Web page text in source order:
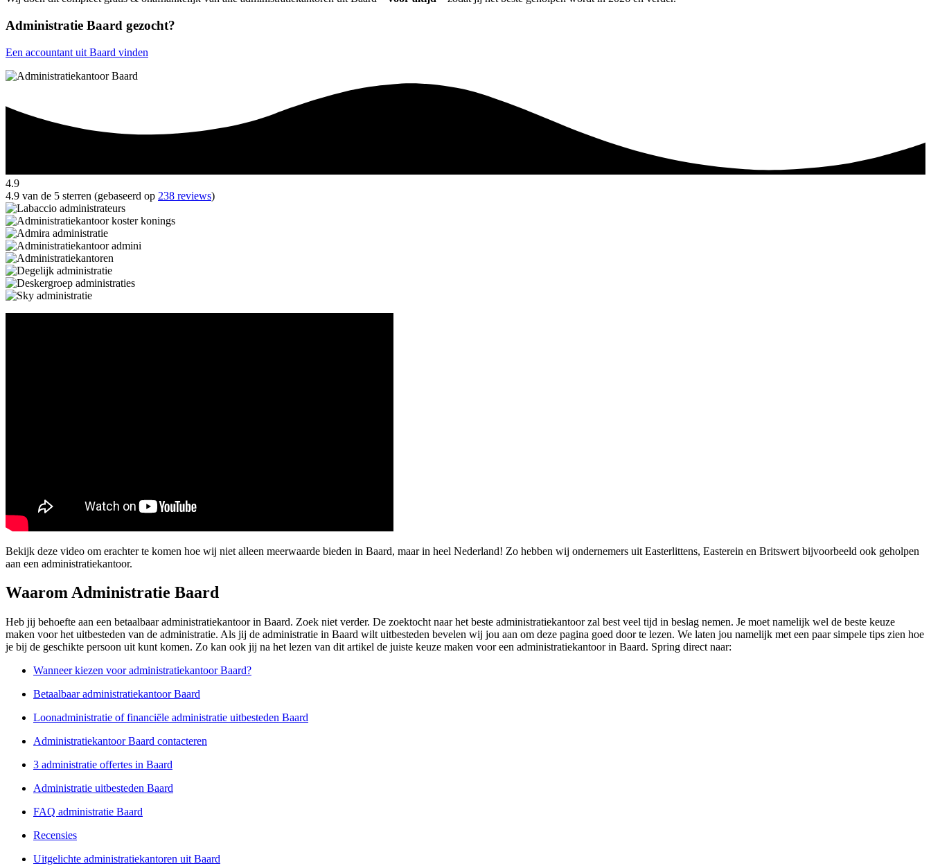
Administratie Baard gezocht?
Een accountant uit Baard vinden
4.9
4.9 van de 5 sterren (gebaseerd op 238 reviews)
Bekijk deze video om erachter te komen hoe wij niet alleen meerwaarde bieden in Baard, maar in heel Nederland! Zo hebben wij ondernemers uit Easterlittens, Easterein en Britswert bijvoorbeeld ook geholpen
aan een administratiekantoor.
Waarom Administratie Baard
Heb jij behoefte aan een betaalbaar administratiekantoor in Baard. Zoek niet verder. De zoektocht naar het beste administratiekantoor zal best veel tijd in beslag nemen. Je moet namelijk wel de beste keuze
maken voor het uitbesteden van de administratie. Als jij de administratie in Baard wilt uitbesteden bevelen wij jou aan om deze pagina goed door te lezen. We laten jou namelijk met een paar simpele tips zien hoe
je bij de geschikte persoon uit kunt komen. Zo kan ook jij na het lezen van dit artikel de juiste keuze maken voor een administratiekantoor in Baard. Spring direct naar:
Wanneer kiezen voor administratiekantoor Baard?
Betaalbaar administratiekantoor Baard
Loonadministratie of financiële administratie uitbesteden Baard
Administratiekantoor Baard contacteren
3 administratie offertes in Baard
Administratie uitbesteden Baard
FAQ administratie Baard
Recensies
Uitgelichte administratiekantoren uit Baard